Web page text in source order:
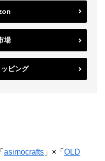
場
ピング
asimocrafts 」×「 OLD